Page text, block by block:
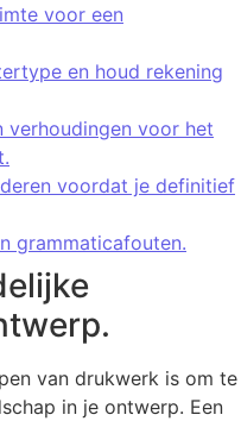
voor een
en houd rekening
verhoudingen voor het
voordat je definitief
grammaticafouten.
van drukwerk is om te
in je ontwerp. Een